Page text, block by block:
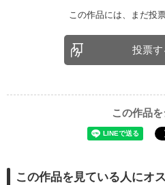
この作品には、まだ投
投票す
この作品
この作品を見ている人にオ